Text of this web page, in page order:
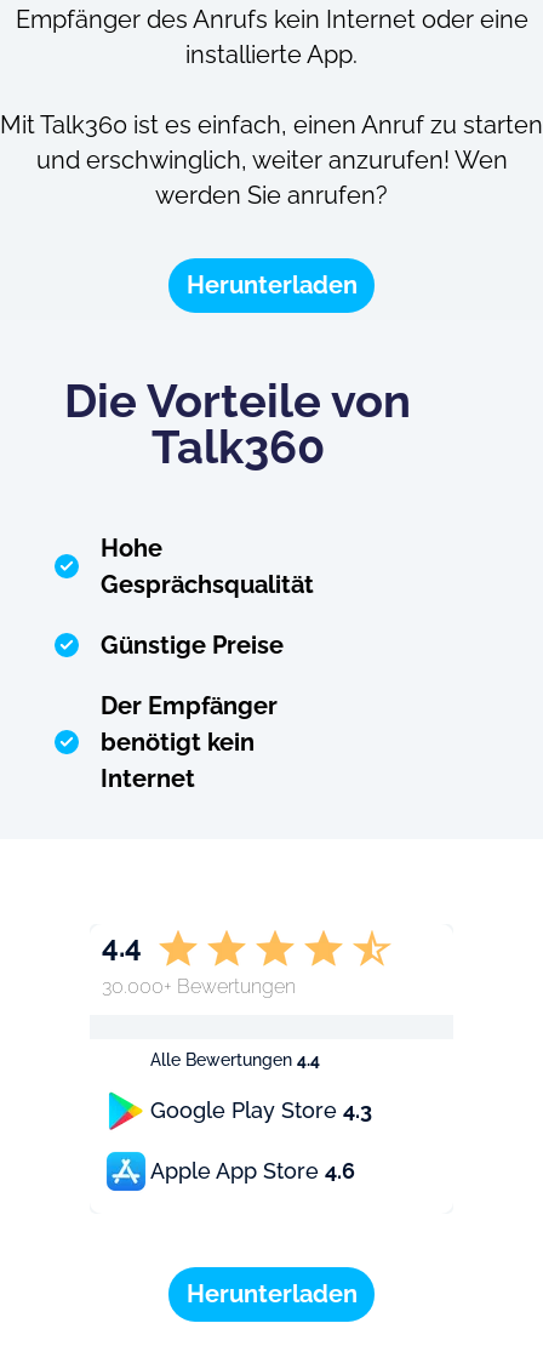
Empfänger des Anrufs kein Internet oder eine
installierte App.
Mit Talk360 ist es einfach, einen Anruf zu starten
und erschwinglich, weiter anzurufen! Wen
werden Sie anrufen?
Herunterladen
Die Vorteile von
Talk360
Hohe
Gesprächsqualität
Günstige Preise
Der Empfänger
benötigt kein
Internet
Alle Bewertungen 4.4
Google Play Store 4.3
Apple App Store 4.6
4.4
30.000+ Bewertungen
Herunterladen